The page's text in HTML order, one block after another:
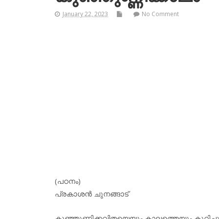
January 22, 2023 No Comment
(പഠനം)
പ്രകാശന്‍ ചുനങ്ങാട്